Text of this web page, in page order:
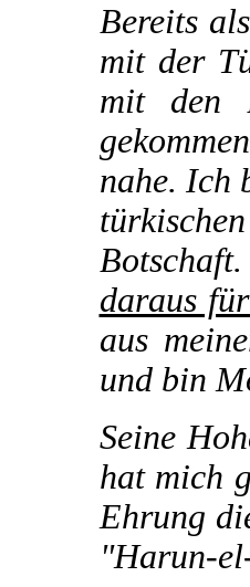
Bereits
mit der
mit den
nahe. Ich
daraus
aus
und bin
Seine
hat mich
Ehrung
"Harun-